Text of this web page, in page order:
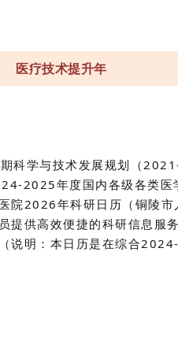
医疗技术提升年
科学与技术发展规划（
2025年度国内各级各类医
院2026年科研日历（铜陵
提供高效便捷的科研信息服
说明：本日历是在综合